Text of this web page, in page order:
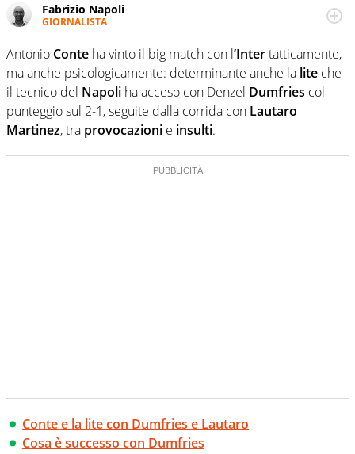
Fabrizio Napoli
GIORNALISTA
Giornalista professionista, per Virgilio Sport segue anche
il calcio ma è con la pallanuoto che esalta competenze e
passioni. Cura la comunicazione di HaBaWaBa, il più
grande festival di waterpolo per bambini al mondo
Antonio Conte ha vinto il big match con l’Intertatticamente,
ma anche psicologicamente: determinante anche la lite che
il tecnico del Napoli ha acceso con Denzel Dumfries col
punteggio sul 2-1, seguite dalla corrida con Lautaro
Martinez, tra provocazioni e insulti.
Conte e la lite con Dumfries e Lautaro
Cosa è successo con Dumfries